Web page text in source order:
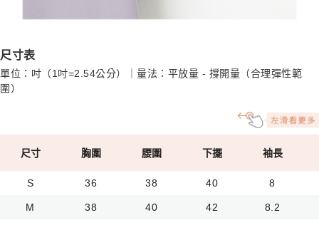
尺寸表
單位：吋（1吋=2.54公分）｜量法：平放量 - 撐開量（合理彈性範
圍）
尺寸 胸圍 腰圍 下擺 袖長
S 36 38 40 8
M 38 40 42 8.2